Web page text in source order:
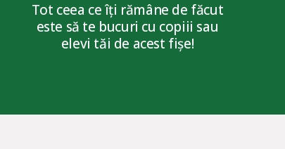
Tot ceea ce îți rămâne de făcut
este să te bucuri cu copiii sau
elevi tăi de acest fișe!